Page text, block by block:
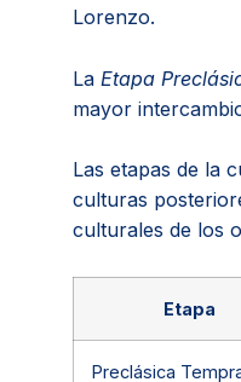
Lorenzo.
La Etapa
mayor
Las etapas de la
culturas
culturales de los
Etapa
Preclásica